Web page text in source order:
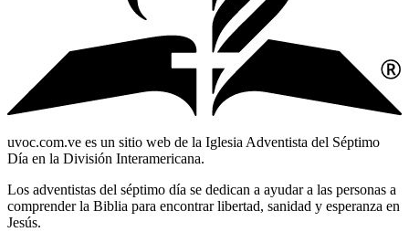
uvoc.com.ve es un sitio web de la Iglesia Adventista del Séptimo
Día en la División Interamericana.
Los adventistas del séptimo día se dedican a ayudar a las personas a
comprender la Biblia para encontrar libertad, sanidad y esperanza en
Jesús.